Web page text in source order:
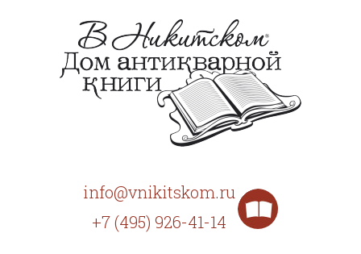
info@vnikitskom.ru
+7 (495) 926-41-14